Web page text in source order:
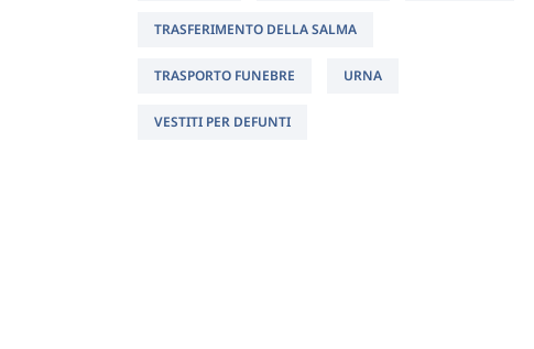
TRASFERIMENTO DELLA SALMA
TRASPORTO FUNEBRE URNA
VESTITI PER DEFUNTI